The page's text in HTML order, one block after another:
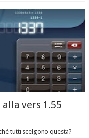
vers 1.55
tutti scelgono questa? -